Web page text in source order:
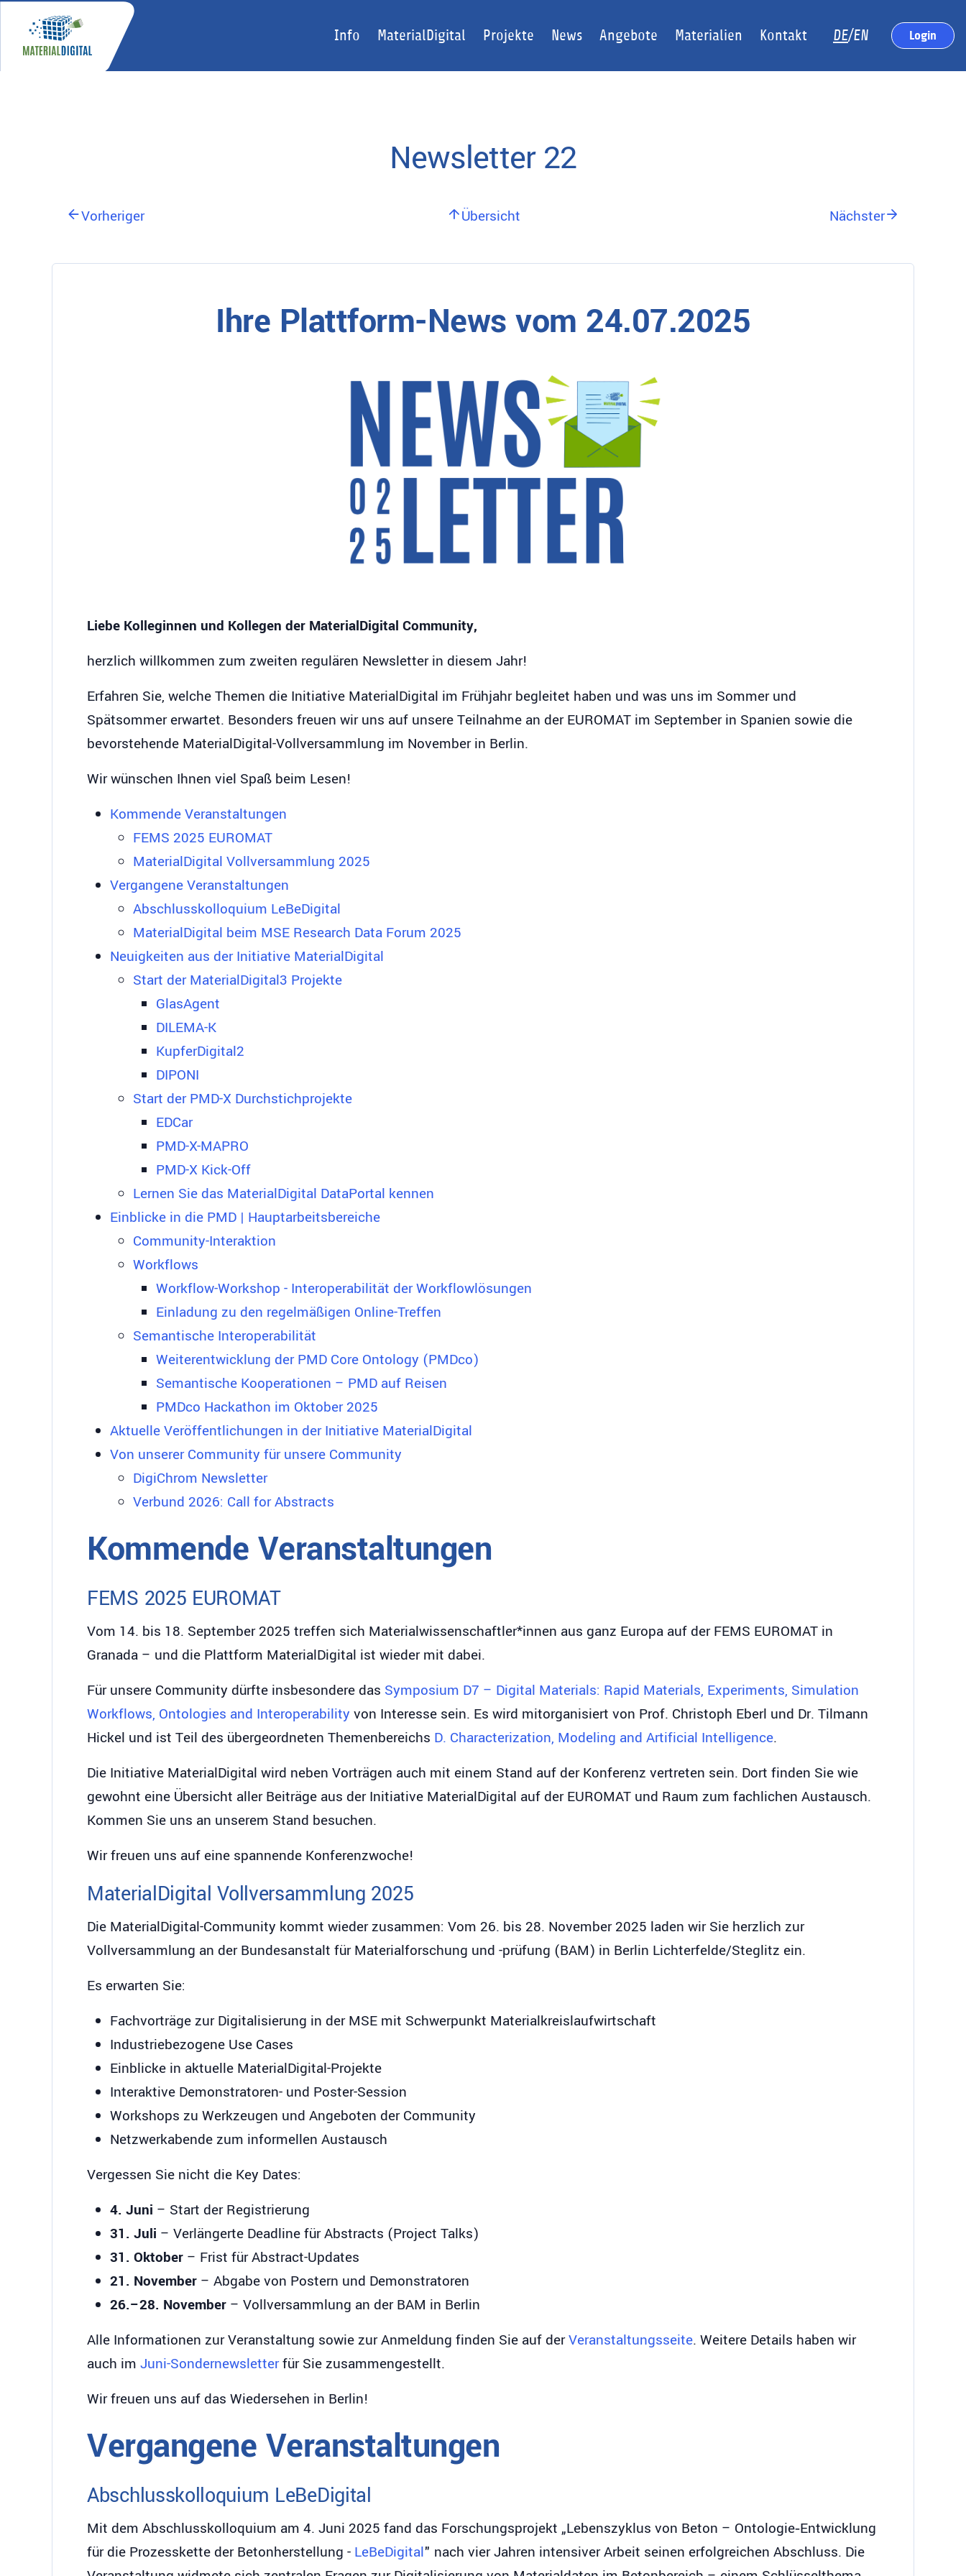
Info MaterialDigital Projekte News Angebote Materialien Kontakt DE/EN Login
Newsletter 22
Vorheriger Übersicht Nächster
Ihre Plattform-News vom 24.07.2025
Liebe Kolleginnen und Kollegen der MaterialDigital Community,
herzlich willkommen zum zweiten regulären Newsletter in diesem Jahr!
Erfahren Sie, welche Themen die Initiative MaterialDigital im Frühjahr begleitet haben und was uns im Sommer und
Spätsommer erwartet. Besonders freuen wir uns auf unsere Teilnahme an der EUROMAT im September in Spanien sowie die
bevorstehende MaterialDigital-Vollversammlung im November in Berlin.
Wir wünschen Ihnen viel Spaß beim Lesen!
Kommende Veranstaltungen
FEMS 2025 EUROMAT
MaterialDigital Vollversammlung 2025
Vergangene Veranstaltungen
Abschlusskolloquium LeBeDigital
MaterialDigital beim MSE Research Data Forum 2025
Neuigkeiten aus der Initiative MaterialDigital
Start der MaterialDigital3 Projekte
GlasAgent
DILEMA-K
KupferDigital2
DIPONI
Start der PMD-X Durchstichprojekte
EDCar
PMD-X-MAPRO
PMD-X Kick-Off
Lernen Sie das MaterialDigital DataPortal kennen
Einblicke in die PMD | Hauptarbeitsbereiche
Community-Interaktion
Workflows
Workflow-Workshop - Interoperabilität der Workflowlösungen
Einladung zu den regelmäßigen Online-Treffen
Semantische Interoperabilität
Weiterentwicklung der PMD Core Ontology (PMDco)
Semantische Kooperationen – PMD auf Reisen
PMDco Hackathon im Oktober 2025
Aktuelle Veröffentlichungen in der Initiative MaterialDigital
Von unserer Community für unsere Community
DigiChrom Newsletter
Verbund 2026: Call for Abstracts
Kommende Veranstaltungen
FEMS 2025 EUROMAT
Vom 14. bis 18. September 2025 treffen sich Materialwissenschaftler*innen aus ganz Europa auf der FEMS EUROMAT in
Granada – und die Plattform MaterialDigital ist wieder mit dabei.
Für unsere Community dürfte insbesondere das Symposium D7 – Digital Materials: Rapid Materials, Experiments, Simulation
Workflows, Ontologies and Interoperability von Interesse sein. Es wird mitorganisiert von Prof. Christoph Eberl und Dr. Tilmann
Hickel und ist Teil des übergeordneten Themenbereichs D. Characterization, Modeling and Artificial Intelligence.
Die Initiative MaterialDigital wird neben Vorträgen auch mit einem Stand auf der Konferenz vertreten sein. Dort finden Sie wie
gewohnt eine Übersicht aller Beiträge aus der Initiative MaterialDigital auf der EUROMAT und Raum zum fachlichen Austausch.
Kommen Sie uns an unserem Stand besuchen.
Wir freuen uns auf eine spannende Konferenzwoche!
MaterialDigital Vollversammlung 2025
Die MaterialDigital-Community kommt wieder zusammen: Vom 26. bis 28. November 2025 laden wir Sie herzlich zur
Vollversammlung an der Bundesanstalt für Materialforschung und -prüfung (BAM) in Berlin Lichterfelde/Steglitz ein.
Es erwarten Sie:
Fachvorträge zur Digitalisierung in der MSE mit Schwerpunkt Materialkreislaufwirtschaft
Industriebezogene Use Cases
Einblicke in aktuelle MaterialDigital-Projekte
Interaktive Demonstratoren- und Poster-Session
Workshops zu Werkzeugen und Angeboten der Community
Netzwerkabende zum informellen Austausch
Vergessen Sie nicht die Key Dates:
4. Juni – Start der Registrierung
31. Juli – Verlängerte Deadline für Abstracts (Project Talks)
31. Oktober – Frist für Abstract-Updates
21. November – Abgabe von Postern und Demonstratoren
26.–28. November – Vollversammlung an der BAM in Berlin
Alle Informationen zur Veranstaltung sowie zur Anmeldung finden Sie auf derVeranstaltungsseite. Weitere Details haben wir
auch im Juni-Sondernewsletterfür Sie zusammengestellt.
Wir freuen uns auf das Wiedersehen in Berlin!
Vergangene Veranstaltungen
Abschlusskolloquium LeBeDigital
Mit dem Abschlusskolloquium am 4. Juni 2025 fand das Forschungsprojekt „Lebenszyklus von Beton – Ontologie‐Entwicklung
für die Prozesskette der Betonherstellung - LeBeDigital" nach vier Jahren intensiver Arbeit seinen erfolgreichen Abschluss. Die